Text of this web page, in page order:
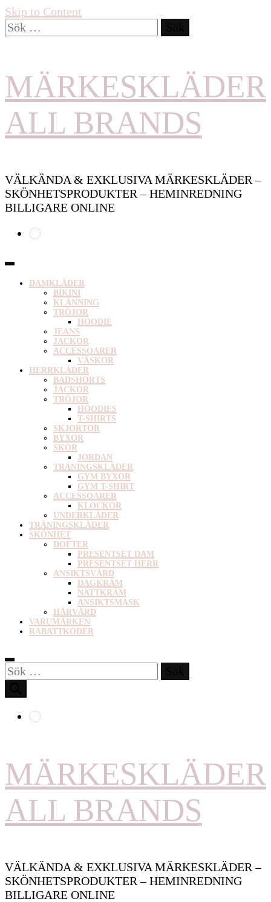
Skip to Content
Sök
efter:
MÄRKESKLÄDER
ALL BRANDS
VÄLKÄNDA & EXKLUSIVA MÄRKESKLÄDER –
SKÖNHETSPRODUKTER – HEMINREDNING
BILLIGARE ONLINE
DAMKLÄDER
BIKINI
KLÄNNING
TRÖJOR
HOODIE
JEANS
JACKOR
ACCESSOARER
VÄSKOR
HERRKLÄDER
BADSHORTS
JACKOR
TRÖJOR
HOODIES
T-SHIRTS
SKJORTOR
BYXOR
SKOR
JORDAN
TRÄNINGSKLÄDER
GYM BYXOR
GYM T-SHIRT
ACCESSOARER
KLOCKOR
UNDERKLÄDER
TRÄNINGSKLÄDER
SKÖNHET
DOFTER
PRESENTSET DAM
PRESENTSET HERR
ANSIKTSVÅRD
DAGKRÄM
NATTKRÄM
ANSIKTSMASK
HÅRVÅRD
VARUMÄRKEN
RABATTKODER
Sök
efter:
MÄRKESKLÄDER
ALL BRANDS
VÄLKÄNDA & EXKLUSIVA MÄRKESKLÄDER –
SKÖNHETSPRODUKTER – HEMINREDNING
BILLIGARE ONLINE